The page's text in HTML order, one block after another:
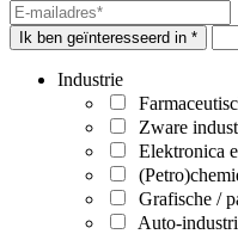
Ik ben geïnteresseerd in *
Industrie
Zware
Elektronica
Grafische /
Auto-